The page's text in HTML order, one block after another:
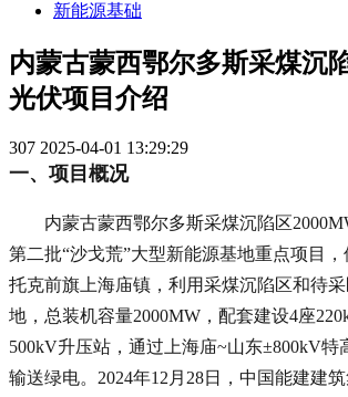
新能源基础
内蒙古蒙西鄂尔多斯采煤沉
光伏项目介绍
307 2025-04-01 13:29:29
一、项目概况
内蒙古蒙西鄂尔多斯采煤沉陷区
第二批“沙戈荒”大型新能源基地重点项目
托克前旗上海庙镇，利用采煤沉陷区和待
地，总装机容量2000MW，配套建设4座
500kV升压站，通过上海庙~山东±800kV特
输送绿电。 2024年12月28日， 中国能建建